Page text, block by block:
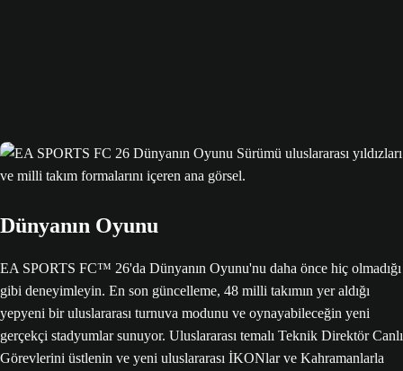
Dünyanın Oyunu
EA SPORTS FC™ 26'da Dünyanın Oyunu'nu daha önce hiç olmadığı
gibi deneyimleyin. En son güncelleme, 48 milli takımın yer aldığı
yepyeni bir uluslararası turnuva modunu ve oynayabileceğin yeni
gerçekçi stadyumlar sunuyor. Uluslararası temalı Teknik Direktör Canlı
Görevlerini üstlenin ve yeni uluslararası İKONlar ve Kahramanlarla